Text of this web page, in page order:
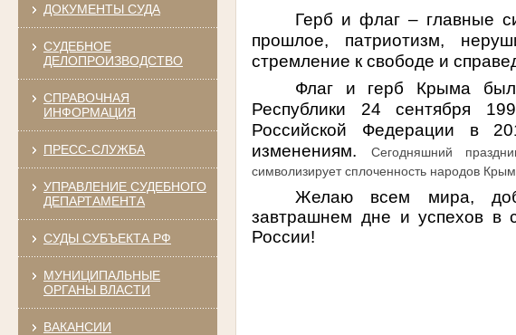
ДОКУМЕНТЫ СУДА
СУДЕБНОЕ
ДЕЛОПРОИЗВОДСТВО
СПРАВОЧНАЯ
ИНФОРМАЦИЯ
ПРЕСС-СЛУЖБА
УПРАВЛЕНИЕ СУДЕБНОГО
ДЕПАРТАМЕНТА
СУДЫ СУБЪЕКТА РФ
МУНИЦИПАЛЬНЫЕ
ОРГАНЫ ВЛАСТИ
ВАКАНСИИ
Герб и флаг – главные
прошлое, патриотизм,
стремление к свободе и
Флаг и герб Крыма
Республики 24 сентября
Российской Федерации в
изменениям.
Сегодняшний
символизирует сплоченность народов
Желаю всем мира,
завтрашнем дне и успехов в
России!